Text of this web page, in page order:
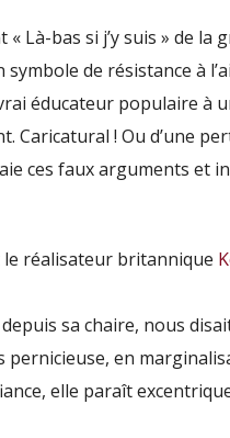
« Là-bas si j’y suis » de la
symbole de résistance à
éducateur populaire à
! Ou d’une
ces faux arguments et
le réalisateur britannique
sa chaire, nous
en
elle paraît